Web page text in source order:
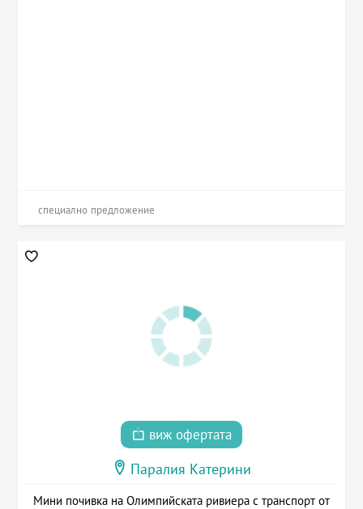
специално предложение
виж офертата
Паралия Катерини
Мини почивка на Олимпийската ривиера с транспорт от